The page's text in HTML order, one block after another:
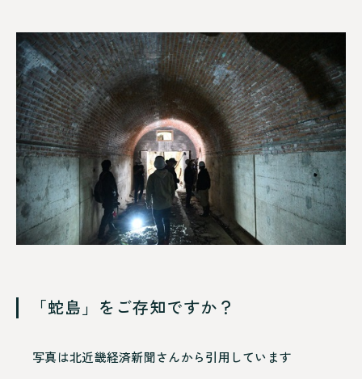
「蛇島」をご存知ですか？
写真は北近畿経済新聞さんから引用しています